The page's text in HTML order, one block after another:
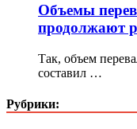
Объемы
продолжают
Так, объем
составил …
Рубрики: